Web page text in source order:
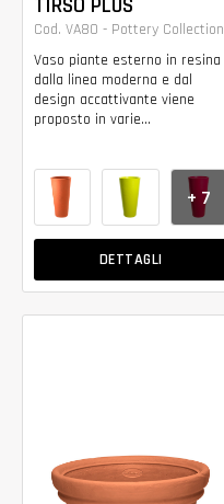
TIRSO PLUS
Cod. VA80 - Pottery Collection
Vaso piante esterno in resina
dalla linea moderna e dal
design accattivante viene
proposto in varie...
DETTAGLI
+ 7